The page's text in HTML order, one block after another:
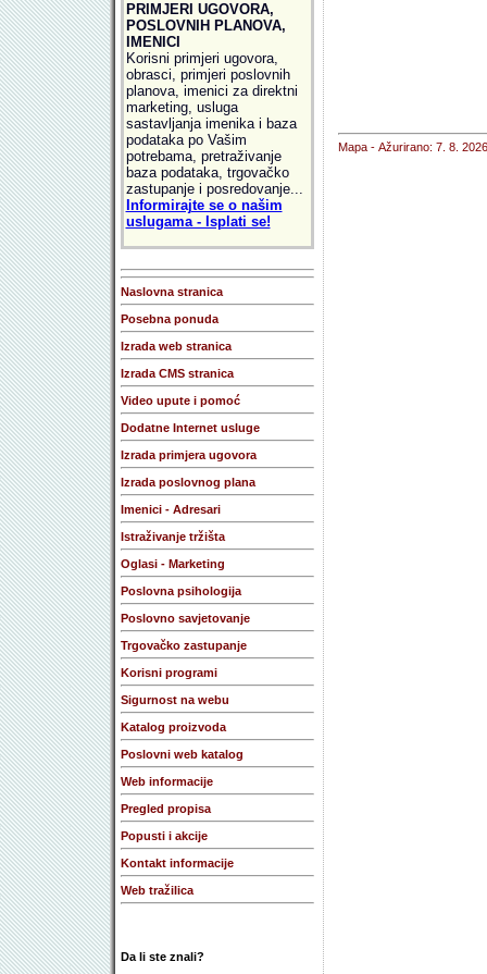
PRIMJERI UGOVORA,
POSLOVNIH PLANOVA,
IMENICI
Korisni primjeri ugovora,
obrasci, primjeri poslovnih
planova, imenici za direktni
marketing, usluga
sastavljanja imenika i baza
podataka po Vašim
potrebama, pretraživanje
baza podataka, trgovačko
zastupanje i posredovanje...
Informirajte se o našim
uslugama - Isplati se!
Naslovna stranica
Posebna ponuda
Izrada web stranica
Izrada CMS stranica
Video upute i pomoć
Dodatne Internet usluge
Izrada primjera ugovora
Izrada poslovnog plana
Imenici - Adresari
Istraživanje tržišta
Oglasi - Marketing
Poslovna psihologija
Poslovno savjetovanje
Trgovačko zastupanje
Korisni programi
Sigurnost na webu
Katalog proizvoda
Poslovni web katalog
Web informacije
Pregled propisa
Popusti i akcije
Kontakt informacije
Web tražilica
Da li ste znali?
Mapa- Ažurirano: 7. 8.